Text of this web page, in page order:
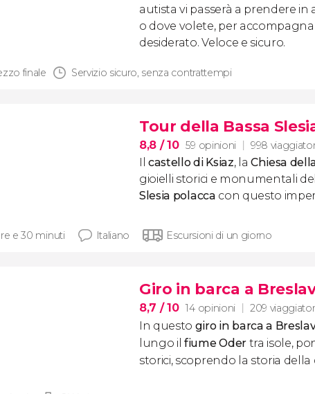
autista vi passerà a prendere in
o dove volete, per
desiderato. Veloce e sicuro.
finale Servizio sicuro, senza contrattempi
Tour della Bassa
8,8 / 10 59 opinioni 998
Ilcastello di Ksiaz, laChiesa
gioielli storici e monumentali
Slesia polacca con questo
e 30 minuti Italiano Escursioni di un giorno
Giro in barca a
8,7 / 10 14 opinioni 209
In questo giro in barca a
lungo ilfiume Odertra isole,
storici, scoprendo la storia della